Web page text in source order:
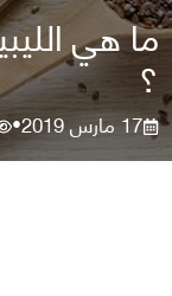
ما هي
؟
17 مارس 2019 •